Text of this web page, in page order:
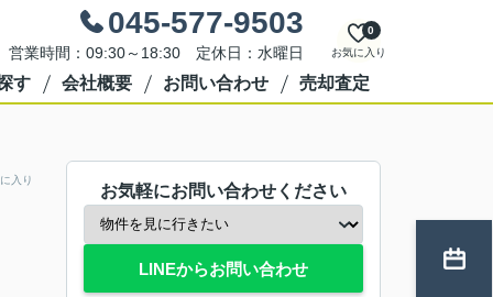
045-577-9503
営業時間：09:30～18:30 定休日：水曜日 お気に入り
0
す 会社概要 お問い合わせ 売却査定
入り
お気軽にお問い合わせください
LINEからお問い合わせ